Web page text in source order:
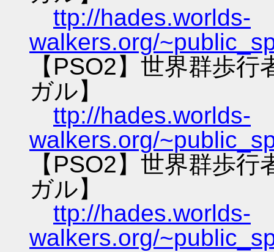
ttp://hades.worlds-
walkers.org/
【PSO2】世界群歩
ガル】
ttp://hades.worlds-
walkers.org/
【PSO2】世界群歩
ガル】
ttp://hades.worlds-
walkers.org/